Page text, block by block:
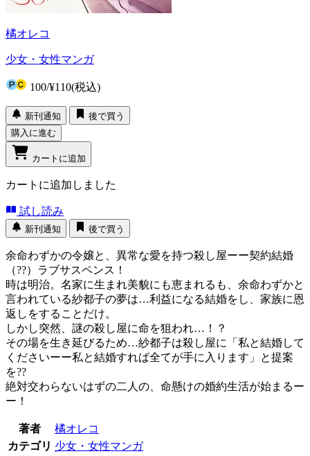
橘オレコ
少女・女性マンガ
100/¥110(税込)
新刊通知
後で買う
購入に進む
カートに追加
カートに追加しました
試し読み
新刊通知 後で買う
余命わずかの令嬢と、異常な愛を持つ殺し屋ーー契約結婚
（??）ラブサスペンス！
時は明治。名家に生まれ美貌にも恵まれるも、余命わずかと
言われている紗都子の夢は…利益になる結婚をし、家族に恩
返しをすることだけ。
しかし突然、謎の殺し屋に命を狙われ…！？
その場を生き延びるため…紗都子は殺し屋に「私と結婚して
くださいーー私と結婚すれば全てが手に入ります」と提案
を??
絶対交わらないはずの二人の、命懸けの婚約生活が始まるー
ー！
著者
橘オレコ
カテゴリ 少女・女性マンガ